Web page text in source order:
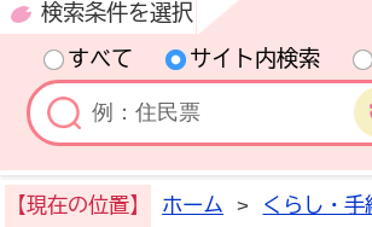
検索条件を選択
すべて
サイト内検索
【現在の位置】 ホーム > くらし・手